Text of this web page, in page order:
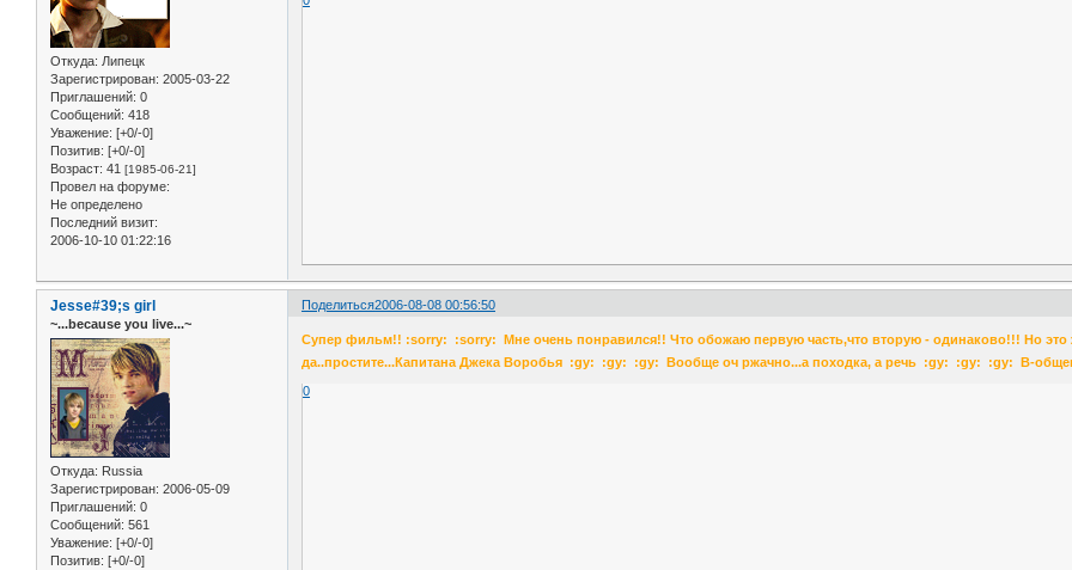
Откуда: Липецк
Зарегистрирован: 2005-03-22
Приглашений: 0
Сообщений: 418
Уважение: [+0/-0]
Позитив: [+0/-0]
Возраст: 41 [1985-06-21]
Провел на форуме:
Не определено
Последний визит:
2006-10-10 01:22:16
Поделиться2006-08-08 00:56:50
Jesse#39;s girl
~...because you live...~
Откуда: Russia
Зарегистрирован: 2006-05-09
Приглашений: 0
Сообщений: 561
Уважение: [+0/-0]
Позитив: [+0/-0]
Супер фильм!! :sorry: :sorry: Мне очень понравился!! Что обожаю первую часть,что вторую - одинаково!!! Но
да..простите...Капитана Джека Воробья :gy: :gy: :gy: Вообще оч ржачно...а походка, а речь :gy: :gy: :gy: В-
0